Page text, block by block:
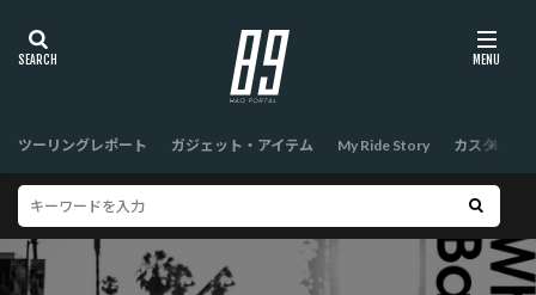
ツーリングレポート ガジェット・アイテム My Ride Story カスタム